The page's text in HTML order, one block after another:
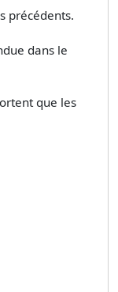
précédents.
dans le
que les